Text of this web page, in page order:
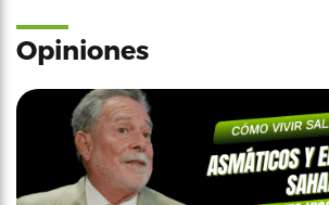
Opiniones